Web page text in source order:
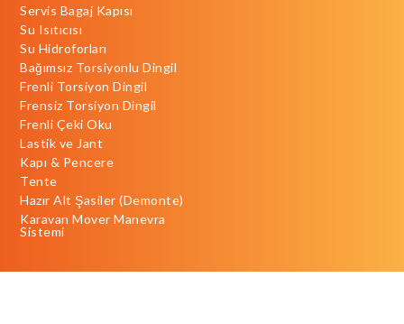
Servis Bagaj Kapısı
Su Isıtıcısı
Su Hidroforları
Bağımsız Torsiyonlu Dingil
Frenli Torsiyon Dingil
Frensiz Torsiyon Dingil
Frenli Çeki Oku
Lastik ve Jant
Kapı & Pencere
Tente
Hazır Alt Şasiler (Demonte)
Karavan Mover Manevra
Sistemi